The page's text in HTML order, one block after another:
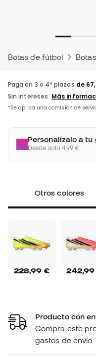
Botas de fútbol
Personalízalo a tu
Desde solo 4,99 €
Otros colores
228,99 €
Producto con
Compra este
gastos de envío